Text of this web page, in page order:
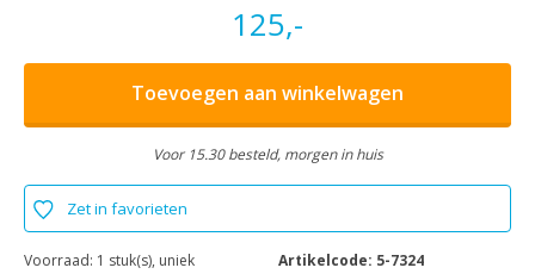
125,-
Toevoegen aan winkelwagen
Voor 15.30 besteld, morgen in huis
Zet in favorieten
Voorraad: 1 stuk(s), uniek
Artikelcode: 5-7324